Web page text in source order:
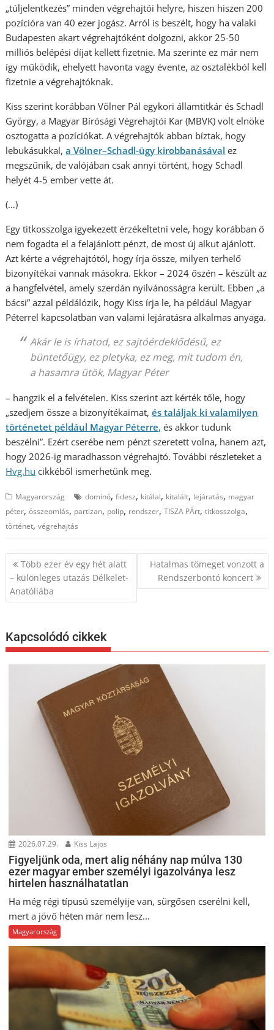
„túljelentkezés” minden végrehajtói helyre, hiszen hiszen 200
pozícióra van 40 ezer jogász. Arról is beszélt, hogy ha valaki
Budapesten akart végrehajtóként dolgozni, akkor 25-50
milliós belépési díjat kellett fizetnie. Ma szerinte ez már nem
így működik, ehelyett havonta vagy évente, az osztalékból kell
fizetnie a végrehajtóknak.
Kiss szerint korábban Völner Pál egykori államtitkár és Schadl
György, a Magyar Bírósági Végrehajtói Kar (MBVK) volt elnöke
osztogatta a pozíciókat. A végrehajtók abban bíztak, hogy
lebukásukkal,a Völner–Schadl-ügy kirobbanásával ez
megszűnik, de valójában csak annyi történt, hogy Schadl
helyét 4-5 ember vette át.
(…)
Egy titkosszolga igyekezett érzékeltetni vele, hogy korábban ő
nem fogadta el a felajánlott pénzt, de most új alkut ajánlott.
Azt kérte a végrehajtótól, hogy írja össze, milyen terhelő
bizonyítékai vannak másokra. Ekkor – 2024 őszén – készült az
a hangfelvétel, amely szerdán nyilvánosságra került. Ebben „a
bácsi” azzal példálózik, hogy Kiss írja le, ha például Magyar
Péterrel kapcsolatban van valami lejáratásra alkalmas anyaga.
Akár le is írhatod, ez sajtóérdeklődésű, ez
büntetőügy, ez pletyka, ez meg, mit tudom én,
a hasamra ütök, Magyar Péter
– hangzik el a felvételen. Kiss szerint azt kérték tőle, hogy
„szedjem össze a bizonyítékaimat,és találjak ki valamilyen
történetet például Magyar Péterre, és akkor tudunk
beszélni”. Ezért cserébe nem pénzt szeretett volna, hanem azt,
hogy 2026-ig maradhasson végrehajtó. További részleteket a
Hvg.hu cikkéből ismerhetünk meg.
Magyarország dominó,fidesz, kitálal, kitalált, lejáratás, magyar
péter,összeomlás, partizan, polip, rendszer,TISZA PÁrt,titkosszolga,
történet,végrehajtás
Bejegyzés
navigáció
Több ezer év egy hét alatt
– különleges utazás Délkelet-
Anatóliába
Hatalmas tömeget vonzott a
Rendszerbontó koncert
Kapcsolódó cikkek
2026.07.29. Kiss Lajos
Figyeljünk oda, mert alig néhány nap múlva 130
ezer magyar ember személyi igazolványa lesz
hirtelen használhatatlan
Ha még régi típusú személyije van, sürgősen cserélni kell,
mert a jövő héten már nem lesz...
Magyarország